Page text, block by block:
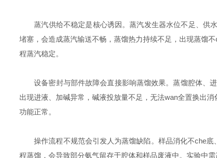
蒸汽供给不稳定是核心诱因。蒸汽发生器水位不足、供水
堵塞，会造成蒸汽输送不畅，蒸馏热力持续不足，出现蒸馏
程蒸汽稳定。
设备密封与部件故障会直接影响蒸馏效果。蒸馏腔体、进
出现进液、加碱异常，碱液投放量不足，无法wan全置换出
功能正常。
操作流程不规范会引发人为蒸馏缺陷。样品消化不che底
程蒸馏，会导致部分氨气留存于腔体和样品废液中。实验中